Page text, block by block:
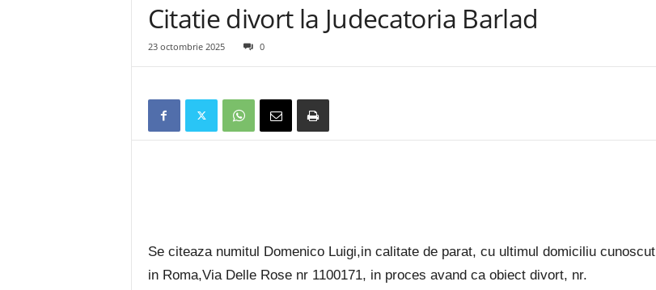
Citatie divort la Judecatoria Barlad
23 octombrie 2025 0
Se citeaza numitul Domenico Luigi,in calitate de parat, cu ultimul domiciliu cunoscut
in Roma,Via Delle Rose nr 1100171, in proces avand ca obiect divort, nr.